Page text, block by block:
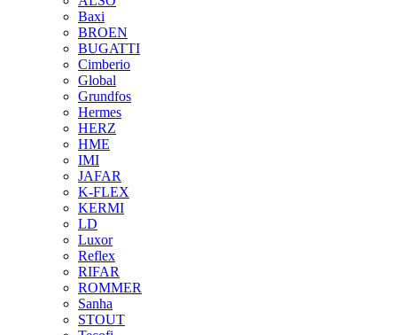
Baxi
BROEN
BUGATTI
Cimberio
Global
Grundfos
Hermes
HERZ
HME
IMI
JAFAR
K-FLEX
KERMI
LD
Luxor
Reflex
RIFAR
ROMMER
Sanha
STOUT